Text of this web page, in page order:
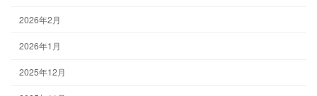
2026年2月
2026年1月
2025年12月